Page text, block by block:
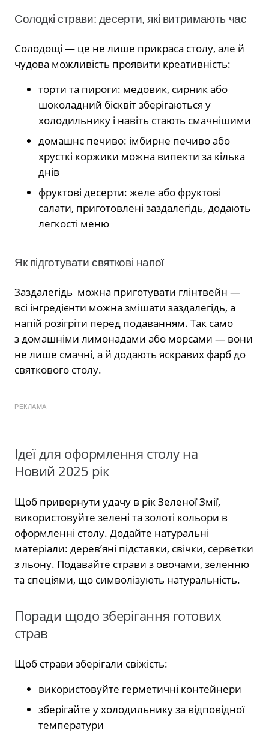
Солодкі страви: десерти, які витримають час
Солодощі — це не лише прикраса столу, але й
чудова можливість проявити креативність:
торти та пироги: медовик, сирник або
шоколадний бісквіт зберігаються у
холодильнику і навіть стають смачнішими
домашнє печиво: імбирне печиво або
хрусткі коржики можна випекти за кілька
днів
фруктові десерти: желе або фруктові
салати, приготовлені заздалегідь, додають
легкості меню
Як підготувати святкові напої
Заздалегідь можна приготувати глінтвейн —
всі інгредієнти можна змішати заздалегідь, а
напій розігріти перед подаванням. Так само
з домашніми лимонадами або морсами — вони
не лише смачні, а й додають яскравих фарб до
святкового столу.
РЕКЛАМА
Ідеї для оформлення столу на
Новий 2025 рік
Щоб привернути удачу в рік Зеленої Змії,
використовуйте зелені та золоті кольори в
оформленні столу. Додайте натуральні
матеріали: дерев’яні підставки, свічки, серветки
з льону. Подавайте страви з овочами, зеленню
та спеціями, що символізують натуральність.
Поради щодо зберігання готових
страв
Щоб страви зберігали свіжість:
використовуйте герметичні контейнери
зберігайте у холодильнику за відповідної
температури